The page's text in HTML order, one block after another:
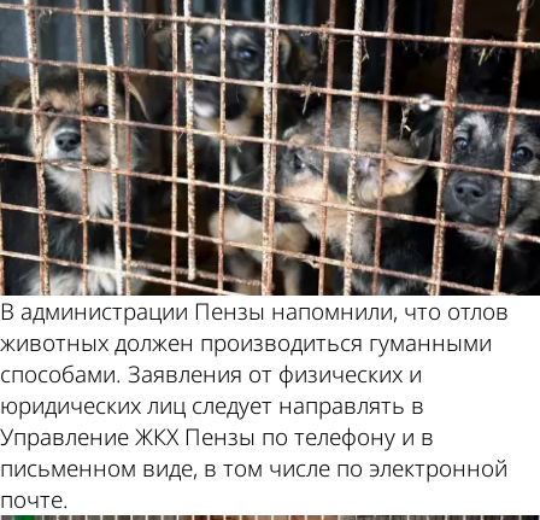
В администрации Пензы напомнили, что отлов
животных должен производиться гуманными
способами. Заявления от физических и
юридических лиц следует направлять в
Управление ЖКХ Пензы по телефону и в
письменном виде, в том числе по электронной
почте.